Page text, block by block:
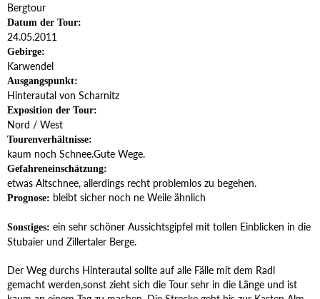
Bergtour
Datum der Tour:
24.05.2011
Gebirge:
Karwendel
Ausgangspunkt:
Hinterautal von Scharnitz
Exposition der Tour:
Nord / West
Tourenverhältnisse:
kaum noch Schnee.Gute Wege.
Gefahreneinschätzung:
etwas Altschnee, allerdings recht problemlos zu begehen.
Prognose: bleibt sicher noch ne Weile ähnlich
Sonstiges: ein sehr schöner Aussichtsgipfel mit tollen Einblicken in die
Stubaier und Zillertaler Berge.
Der Weg durchs Hinterautal sollte auf alle Fälle mit dem Radl
gemacht werden,sonst zieht sich die Tour sehr in die Länge und ist